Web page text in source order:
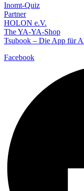
Inomt-Quiz
Partner
HOLON e.V.
The YA-YA-Shop
Tsubook – Die App für
Facebook